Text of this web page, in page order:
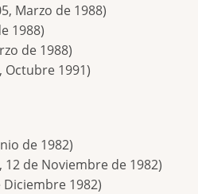
Marzo de 1988)
1988)
de 1988)
Octubre 1991)
de 1982)
de Noviembre de 1982)
Diciembre 1982)